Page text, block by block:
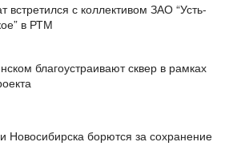
встретился с коллективом ЗАО “Усть-
в РТМ
благоустраивают сквер в рамках
Новосибирска борются за сохранение